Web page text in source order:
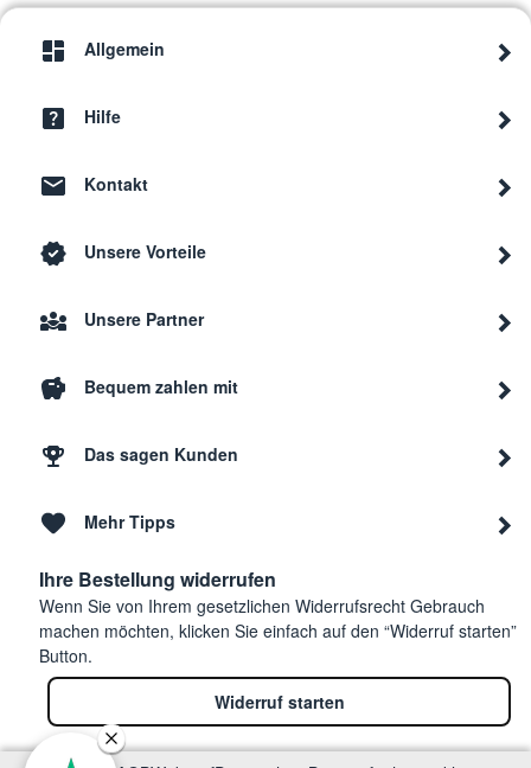
Allgemein
Hilfe
Kontakt
Unsere Vorteile
Unsere Partner
Bequem zahlen mit
Das sagen Kunden
Mehr Tipps
Ihre Bestellung widerrufen
Wenn Sie von Ihrem gesetzlichen Widerrufsrecht Gebrauch
machen möchten, klicken Sie einfach auf den “Widerruf starten”
Button.
Widerruf starten